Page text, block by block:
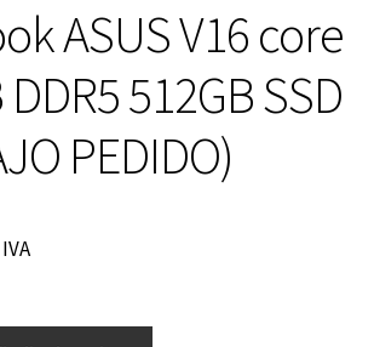
ASUS V16 core
512GB SSD
PEDIDO)